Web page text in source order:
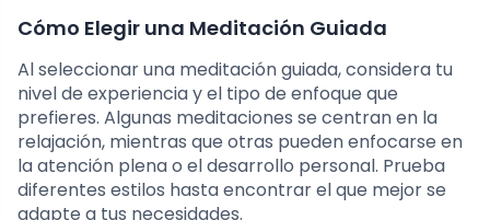
Cómo Elegir una Meditación Guiada
Al seleccionar una meditación guiada, considera tu
nivel de experiencia y el tipo de enfoque que
prefieres. Algunas meditaciones se centran en la
relajación, mientras que otras pueden enfocarse en
la atención plena o el desarrollo personal. Prueba
diferentes estilos hasta encontrar el que mejor se
adapte a tus necesidades.